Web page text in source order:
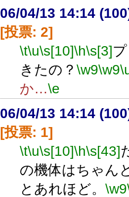
06/04/13 14:14
[投票: 2]
\t\u\s[10]\h\s[3]
きたの？ \w9\w9
か…\e
06/04/13 14:14
[投票: 1]
\t\u\s[10]\h\s[43]
の機体はちゃん
とあれほど。 \w9